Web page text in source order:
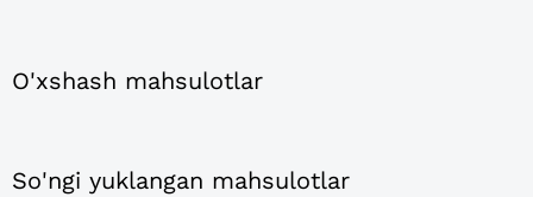
O'xshash mahsulotlar
So'ngi yuklangan mahsulotlar